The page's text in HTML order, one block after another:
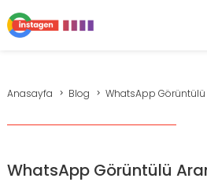
Anasayfa Blog WhatsApp Görüntülü
WhatsApp Görüntülü